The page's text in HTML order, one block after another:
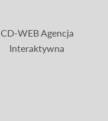
CD-WEB Agencja
Interaktywna